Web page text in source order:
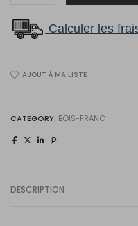
1/4
Canadien+
quantity
Calculer les
AJOUT À MA LISTE
CATEGORY: BOIS-FRANC
DESCRIPTION